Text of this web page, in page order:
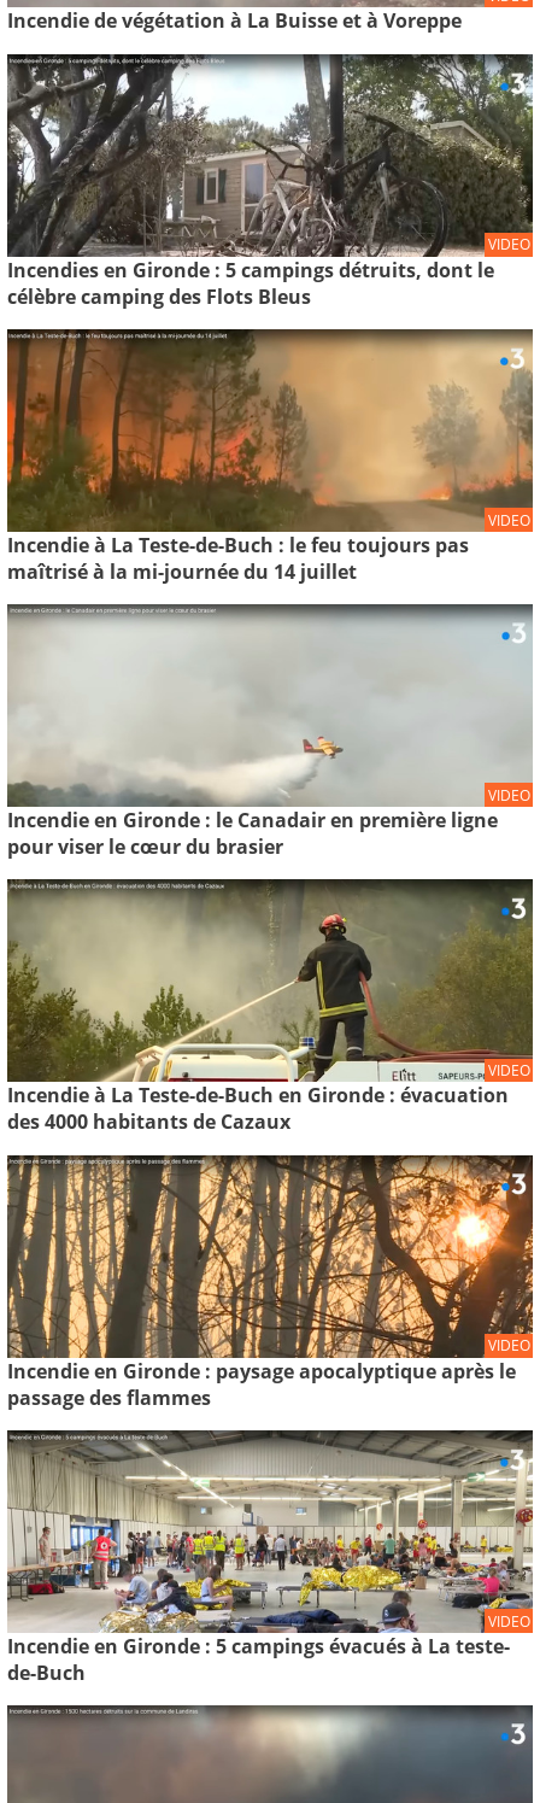
Incendie de végétation à La Buisse et à Voreppe
VIDEO
Incendies en Gironde : 5 campings détruits, dont le
célèbre camping des Flots Bleus
VIDEO
Incendie à La Teste-de-Buch : le feu toujours pas
maîtrisé à la mi-journée du 14 juillet
VIDEO
Incendie en Gironde : le Canadair en première ligne
pour viser le cœur du brasier
VIDEO
Incendie à La Teste-de-Buch en Gironde : évacuation
des 4000 habitants de Cazaux
VIDEO
Incendie en Gironde : paysage apocalyptique après le
passage des flammes
VIDEO
Incendie en Gironde : 5 campings évacués à La teste-
de-Buch